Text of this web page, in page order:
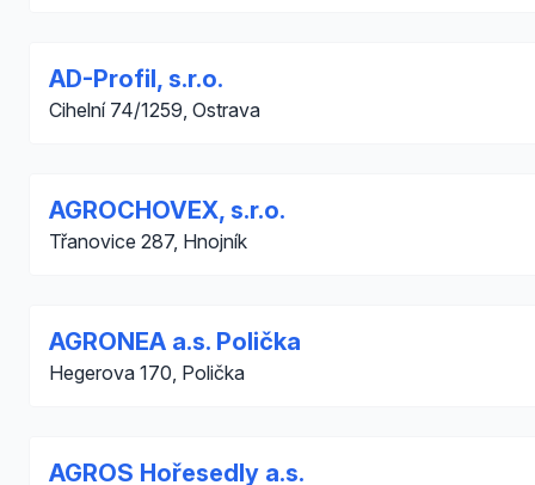
AD-Profil, s.r.o.
Cihelní 74/1259, Ostrava
AGROCHOVEX, s.r.o.
Třanovice 287, Hnojník
AGRONEA a.s. Polička
Hegerova 170, Polička
AGROS Hořesedly a.s.